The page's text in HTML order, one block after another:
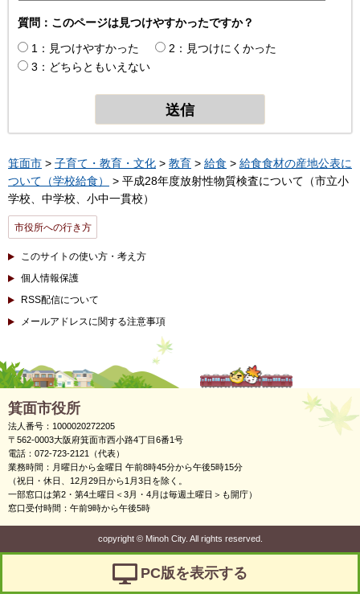
質問：このページは見つけやすかったですか？
1：見つけやすかった
2：見つけにくかった
3：どちらともいえない
箕面市 > 子育て・教育・文化 > 教育 > 給食 > 給食食材の産地公表に
ついて（学校給食）
> 平成28年度放射性物質検査について（市立小
学校、中学校、小中一貫校）
市役所への行き方
このサイトの使い方・考え方
個人情報保護
RSS配信について
メールアドレスに関する注意事項
箕面市役所
法人番号：1000020272205
〒562-0003大阪府箕面市西小路4丁目6番1号
電話：072-723-2121（代表）
業務時間：月曜日から金曜日 午前8時45分から午後5時15分
（祝日・休日、12月29日から1月3日を除く。
一部窓口は第2・第4土曜日＜3月・4月は毎週土曜日＞も開庁）
窓口受付時間：午前9時から午後5時
copyright ©Minoh City. All rights reserved.
PC版を表示する